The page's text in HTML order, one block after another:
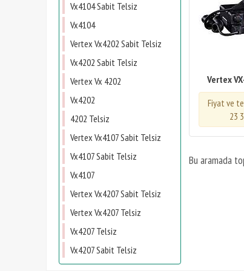
Vx4104 Sabit Telsiz
Vx4104
Vertex Vx4202 Sabit Telsiz
Vx4202 Sabit Telsiz
Vertex Vx 4202
Vx4202
4202 Telsiz
Vertex Vx4107 Sabit Telsiz
Vx4107 Sabit Telsiz
Vx4107
Vertex Vx4207 Sabit Telsiz
Vertex Vx4207 Telsiz
Vx4207 Telsiz
Vx4207 Sabit Telsiz
Vertex
Fiyat ve
23
Bu aramada